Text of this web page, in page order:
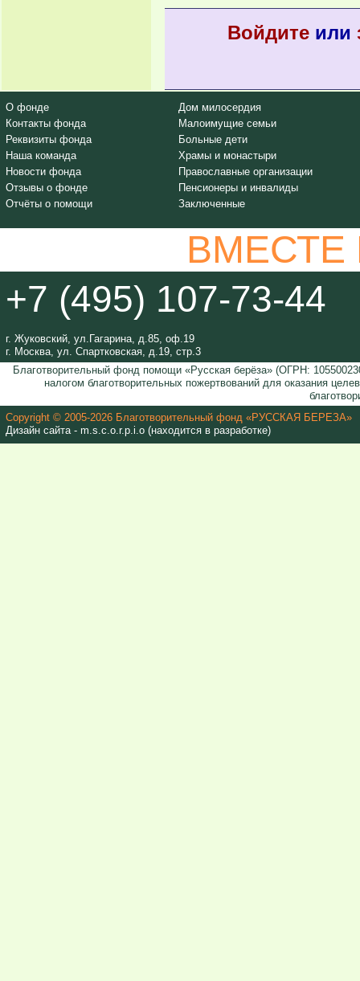
Войдитеили
О фонде
Контакты фонда
Реквизиты фонда
Наша команда
Новости фонда
Отзывы о фонде
Отчёты о помощи
Дом милосердия
Малоимущие семьи
Больные дети
Храмы и монастыри
Православные организации
Пенсионеры и инвалиды
Заключенные
+7 (495) 107-73-44
г. Жуковский, ул.Гагарина, д.85, оф.19
г. Москва, ул. Спартковская, д.19, стр.3
Благотворительный фонд помощи «Русская берёза» (ОГРН:
налогом благотворительных пожертвований для оказания
Copyright © 2005-2026 Благотворительный фонд «РУССКАЯ БЕРЕЗА»
Дизайн сайта - m.s.c.o.r.p.i.o (находится в разработке)